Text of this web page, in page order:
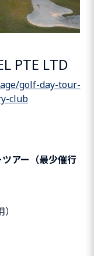
PTE LTD
golf-day-tour-
club
アー（最少催行